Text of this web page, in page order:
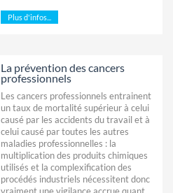
Plus d'infos...
La prévention des cancers
professionnels
Les cancers professionnels entrainent
un taux de mortalité supérieur à celui
causé par les accidents du travail et à
celui causé par toutes les autres
maladies professionnelles : la
multiplication des produits chimiques
utilisés et la complexification des
procédés industriels nécessitent donc
vraiment une vigilance accrue quant